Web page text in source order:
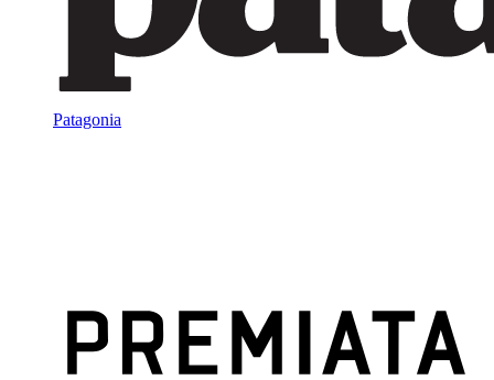
Patagonia